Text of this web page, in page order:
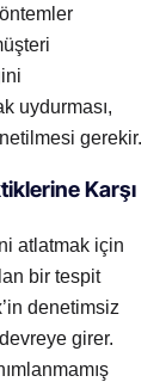
uydurması,
gerekir.
Karşı
atlatmak için
bir tespit
denetimsiz
girer.